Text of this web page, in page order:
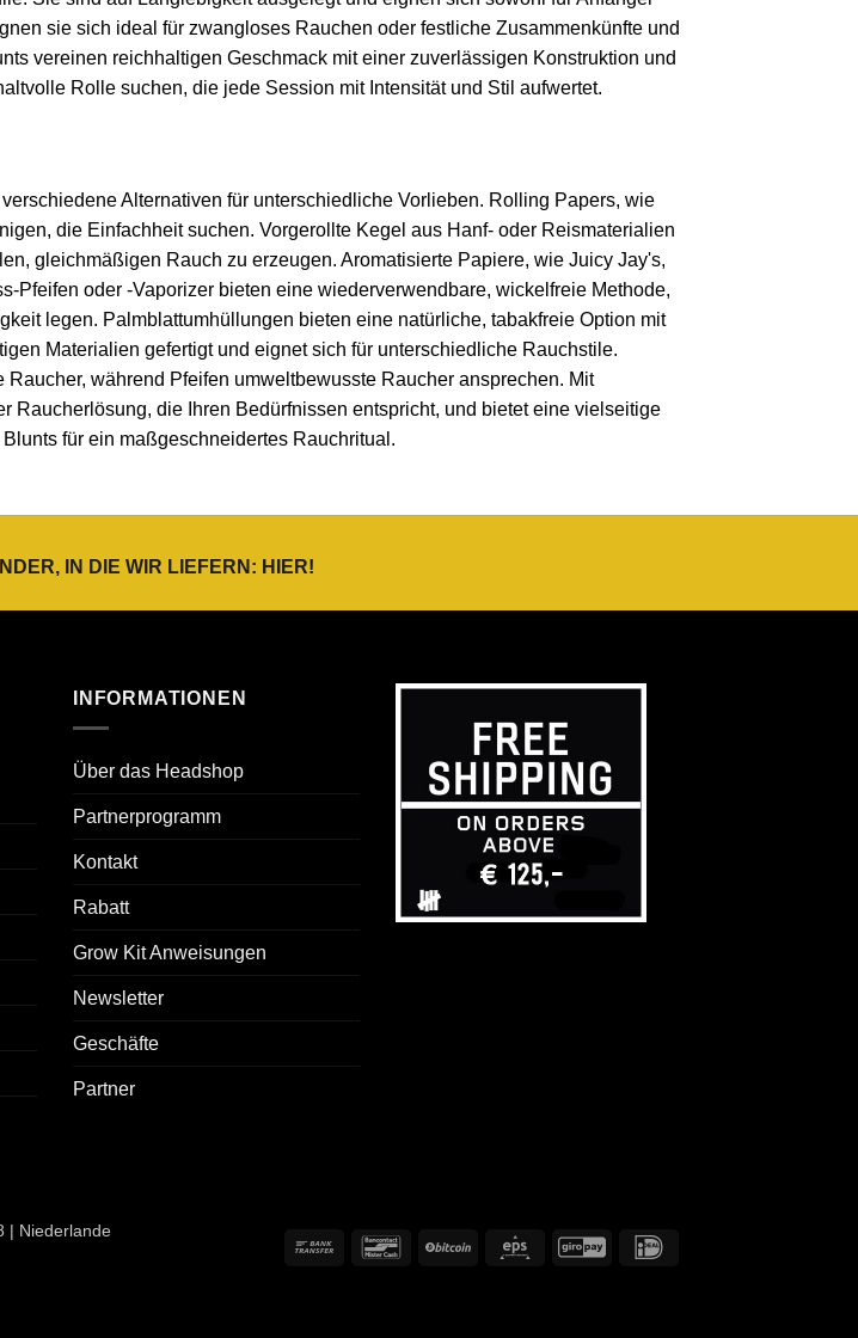
sie sich ideal für zwangloses Rauchen oder festliche Zusammenkünfte und
vereinen reichhaltigen Geschmack mit einer zuverlässigen Konstruktion und
Rolle suchen, die jede Session mit Intensität und Stil aufwertet.
Alternativen für unterschiedliche Vorlieben. Rolling Papers, wie
die Einfachheit suchen. Vorgerollte Kegel aus Hanf- oder Reismaterialien
gleichmäßigen Rauch zu erzeugen. Aromatisierte Papiere, wie Juicy Jay's,
Pfeifen oder -Vaporizer bieten eine wiederverwendbare, wickelfreie Methode,
legen. Palmblattumhüllungen bieten eine natürliche, tabakfreie Option mit
Materialien gefertigt und eignet sich für unterschiedliche Rauchstile.
während Pfeifen umweltbewusste Raucher ansprechen. Mit
Raucherlösung, die Ihren Bedürfnissen entspricht, und bietet eine vielseitige
für ein maßgeschneidertes Rauchritual.
IN DIE WIR LIEFERN: HIER!
INFORMATIONEN
Über das Headshop
Partnerprogramm
Kontakt
Rabatt
Grow Kit Anweisungen
Newsletter
Geschäfte
Partner
Banküberweisung
BancontactBitCoin Eps GiroPay
| Niederlande